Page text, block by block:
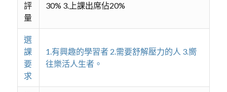
評
量
30% 3.上課出席佔20%
選
課
要
求
1.有興趣的學習者 2.需要舒解壓力的人 3.嚮
往樂活人生者。